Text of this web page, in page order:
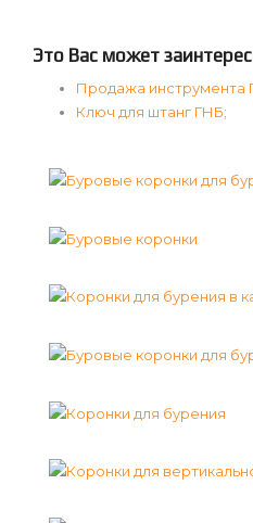
Это Вас может
Продажа инструмента
Ключ для штанг ГНБ;